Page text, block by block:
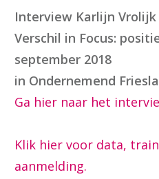
Interview Karlijn Vrolijk
Verschil in Focus:
september 2018
in Ondernemend
Ga hier naar het
Klik hier voor data,
aanmelding.